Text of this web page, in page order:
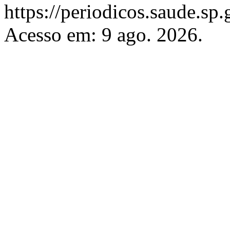
https://
Acesso em: 9 ago. 2026.